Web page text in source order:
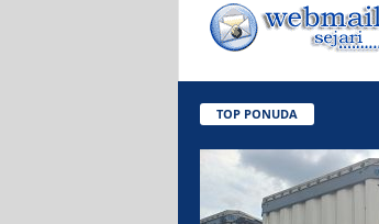
o
.
a
TOP PONUDA